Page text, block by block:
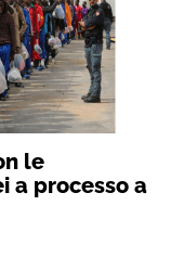
le
a processo a